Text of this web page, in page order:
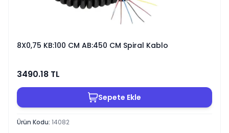
8X0,75 KB:100 CM AB:450 CM Spiral Kablo
3490.18 TL
Sepete Ekle
Ürün Kodu: 14082